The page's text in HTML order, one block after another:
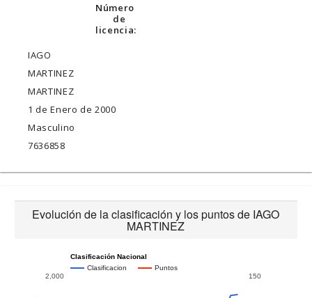
Número
de
licencia:
IAGO
MARTINEZ
MARTINEZ
1 de Enero de 2000
Masculino
7636858
Evolución de la clasificación y los puntos de IAGO
MARTINEZ
Clasificación Nacional
Clasificacion
Puntos
2,000 150